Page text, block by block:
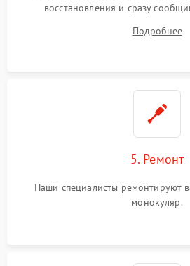
восстановления и сразу
Подробнее
5. Ремонт
Наши специалисты ремонтируют
монокуляр.